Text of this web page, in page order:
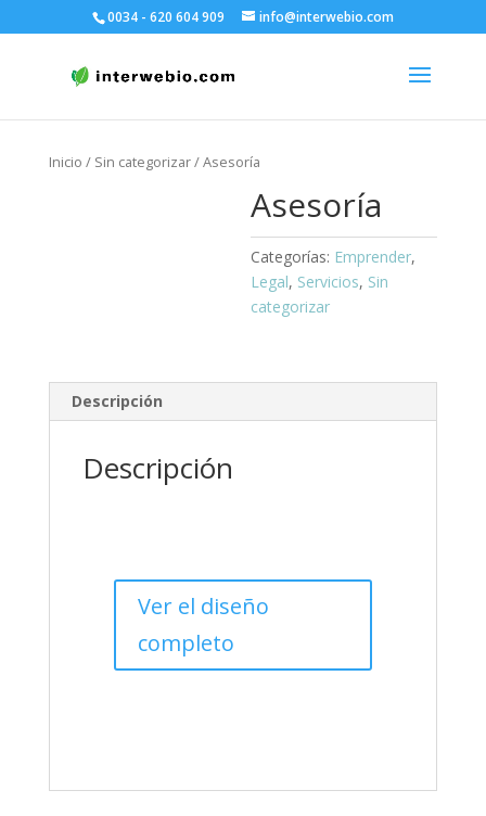
0034 - 620 604 909 info@interwebio.com
Inicio / Sin categorizar/ Asesoría
Asesoría
Categorías: Emprender,
Legal, Servicios, Sin
categorizar
Descripción
Descripción
Ver el diseño
completo